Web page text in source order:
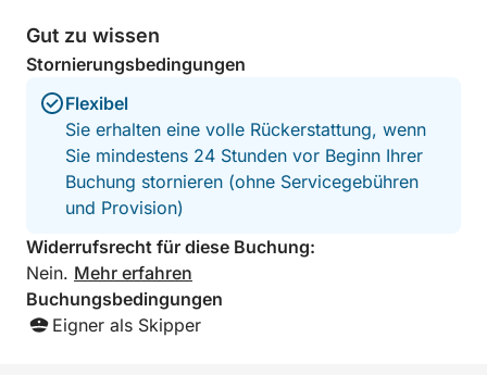
Gut zu wissen
Stornierungsbedingungen
Flexibel
Sie erhalten eine volle Rückerstattung, wenn
Sie mindestens 24 Stunden vor Beginn Ihrer
Buchung stornieren (ohne Servicegebühren
und Provision)
Widerrufsrecht für diese Buchung:
Nein. Mehr erfahren
Buchungsbedingungen
Eigner als Skipper